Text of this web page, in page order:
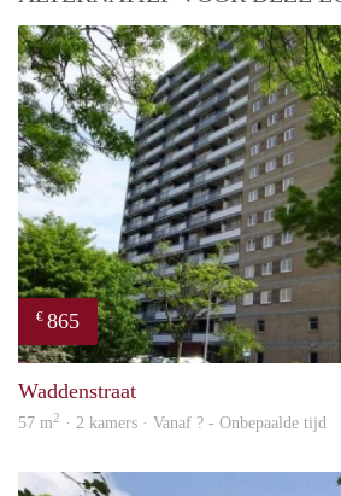
€ 865
Waddenstraat
57 m2 · 2 kamers · Vanaf ? - Onbepaalde tijd